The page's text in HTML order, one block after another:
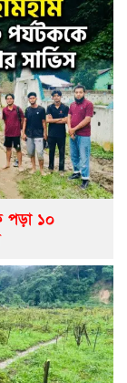
পড়া ১০